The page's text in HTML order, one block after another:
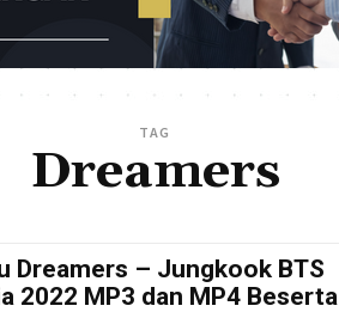
TAG
Dreamers
Dreamers – Jungkook BTS
2022 MP3 dan MP4 Beserta